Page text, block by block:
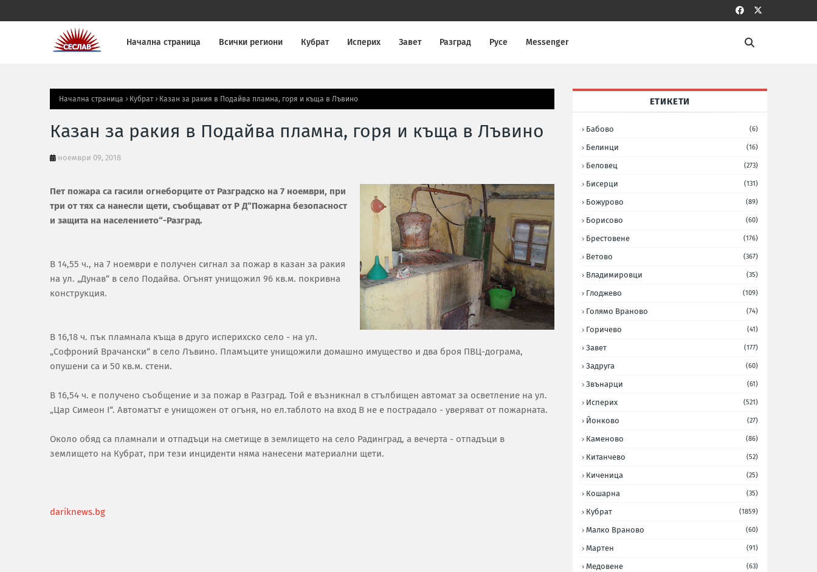
Начална страница Всички региони Кубрат Исперих Завет Разград Русе Messenger
Начална страница Кубрат Казан за ракия в Подайва пламна, горя и къща в Лъвино
Казан за ракия в Подайва пламна, горя и къща в Лъвино
ноември 09, 2018
Пет пожара са гасили огнеборците от Разградско на 7 ноември, при
три от тях са нанесли щети, съобщават от Р Д“Пожарна безопасност
и защита на населението“-Разград.
В 14,55 ч., на 7 ноември е получен сигнал за пожар в казан за ракия
на ул. „Дунав“ в село Подайва. Огънят унищожил 96 кв.м. покривна
конструкция.
В 16,18 ч. пък пламнала къща в друго исперихско село - на ул.
„Софроний Врачански“ в село Лъвино. Пламъците унищожили домашно имущество и два броя ПВЦ-дограма,
опушени са и 50 кв.м. стени.
В 16,54 ч. е получено съобщение и за пожар в Разград. Той е възникнал в стълбищен автомат за осветление на ул.
„Цар Симеон I“. Автоматът е унищожен от огъня, но ел.таблото на вход В не е пострадало - уверяват от пожарната.
Около обяд са пламнали и отпадъци на сметище в землището на село Радинград, а вечерта - отпадъци в
землището на Кубрат, при тези инциденти няма нанесени материални щети.
dariknews.bg
ЕТИКЕТИ
Бабово (6)
Белинци (16)
Беловец (273)
Бисерци (131)
Божурово (89)
Борисово (60)
Брестовене (176)
Ветово (367)
Владимировци (35)
Глоджево (109)
Голямо Враново (74)
Горичево (41)
Завет (177)
Задруга (60)
Звънарци (61)
Исперих (521)
Йонково (27)
Каменово (86)
Китанчево (52)
Киченица (25)
Кошарна (35)
Кубрат (1859)
Малко Враново (60)
Мартен (91)
Медовене (63)